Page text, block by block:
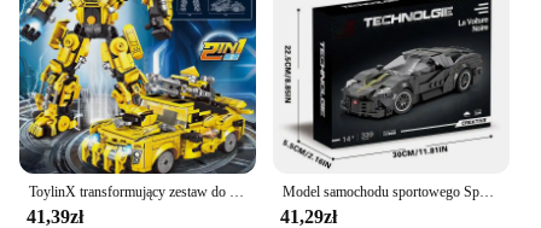
41,39zł
Model samochodu sportowego Speed City Classic Champions Pojazd wyścigowy Klocki konstrukcyjne w skali 1:24 Klocki Super Racers Prezent świąteczny
41,29zł